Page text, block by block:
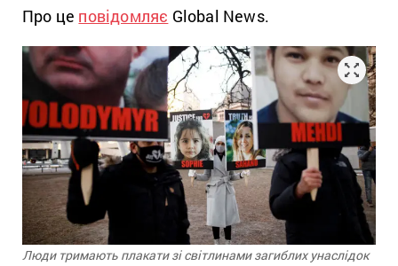
Про це повідомляє Global News.
Люди тримають плакати зі світлинами загиблих унаслідок